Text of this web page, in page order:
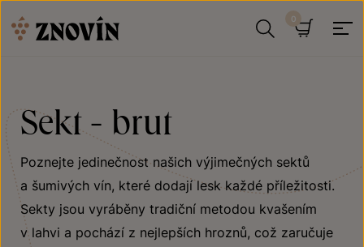
Sekt - brut
Poznejte jedinečnost našich výjimečných sektů
a šumivých vín, které dodají lesk každé příležitosti.
Sekty jsou vyráběny tradiční metodou kvašením
v lahvi a pochází z nejlepších hroznů, což zaručuje